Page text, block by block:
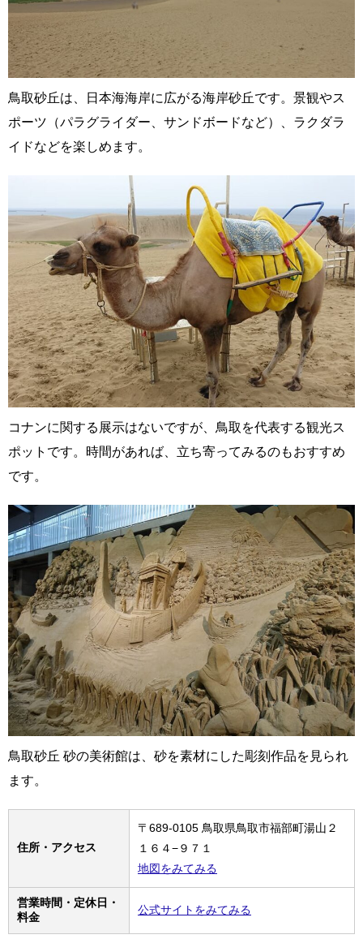
鳥取砂丘は、日本海海岸に広がる海岸砂丘です。景観やス
ポーツ（パラグライダー、サンドボードなど）、ラクダラ
イドなどを楽しめます。
コナンに関する展示はないですが、鳥取を代表する観光ス
ポットです。時間があれば、立ち寄ってみるのもおすすめ
です。
鳥取砂丘 砂の美術館は、砂を素材にした彫刻作品を見られ
ます。
住所・アクセス
〒689-0105 鳥取県鳥取市福部町湯山２
１６４−９７１
地図をみてみる
営業時間・定休日・
料金
公式サイトをみてみる